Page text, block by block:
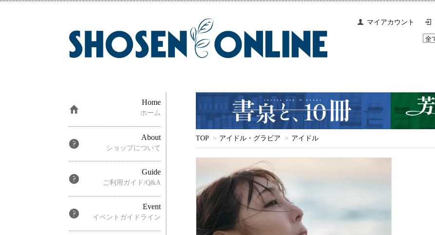
マイアカウント
TOP > アイドル・グラビア > アイドル
Home
ホーム
About
ショップについて
Guide
ご利用ガイド/Q&A
Event
イベントガイドライン